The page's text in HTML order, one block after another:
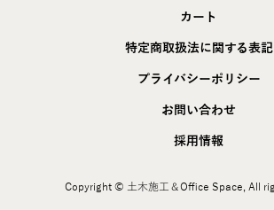
カート
特定商取扱法に関する表記
プライバシーポリシー
お問い合わせ
採用情報
Copyright © 土木施工＆Office Space, All